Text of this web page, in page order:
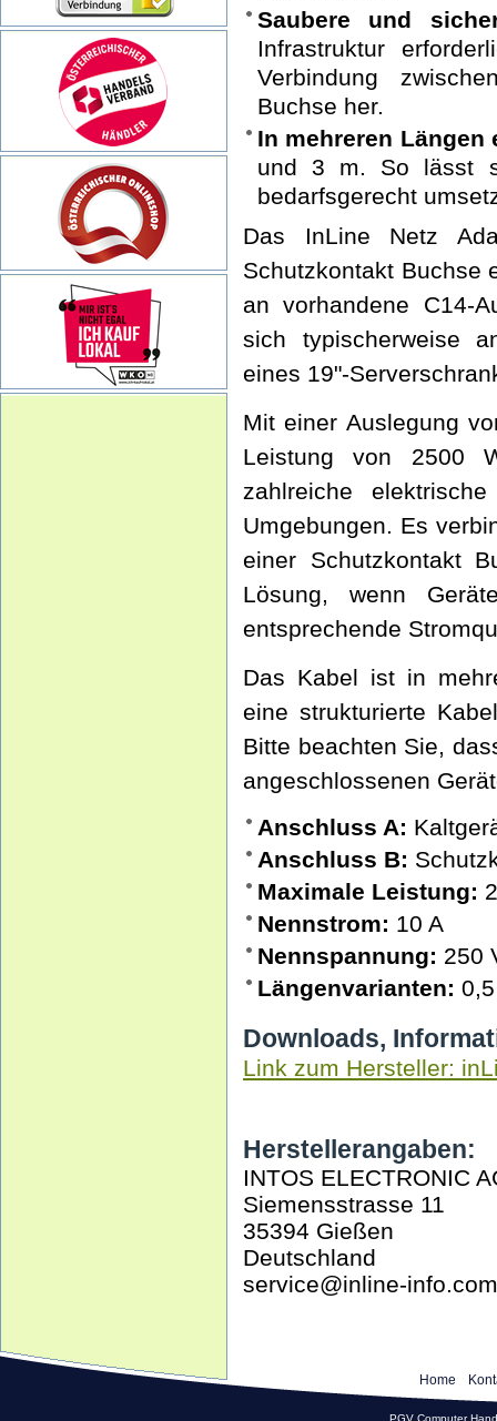
Saubere und
Infrastruktur
Verbindung
Buchse her.
In mehreren Längen
und 3 m. So lässt
bedarfsgerecht
Das InLine Netz
Schutzkontakt Buchse
an vorhandene C14-
sich typischerweise
eines 19"-
Mit einer Auslegung
Leistung von 2500
zahlreiche
Umgebungen. Es
einer Schutzkontakt
Lösung, wenn
entsprechende
Das Kabel ist in
eine strukturierte
Bitte beachten Sie,
angeschlossenen
Anschluss A:
Anschluss B:
Maximale Leistung:
Nennstrom: 10 A
Nennspannung: 250
Längenvarianten:
Downloads,
Link zum Hersteller:
Herstellerangaben:
INTOS ELECTRONIC
Siemensstrasse 11
35394 Gießen
Deutschland
service@inline-info.com
Home
PGV Computer